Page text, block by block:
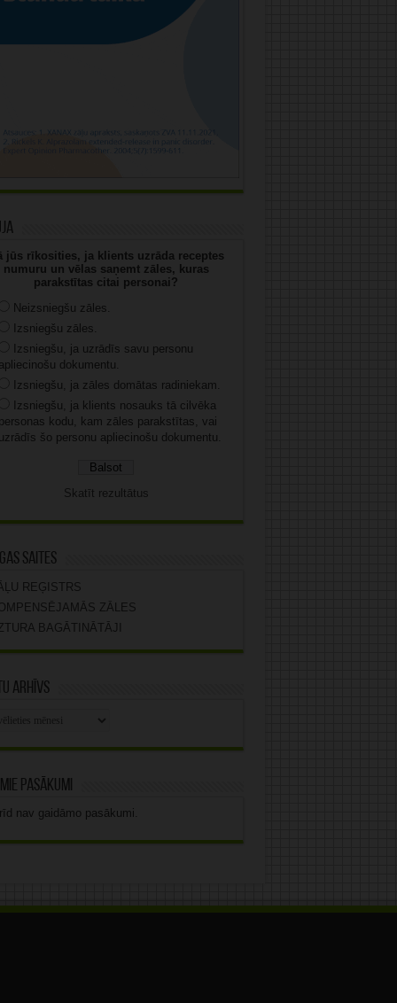
jūs rīkosities, ja klients uzrāda receptes
numuru un vēlas saņemt zāles, kuras
parakstītas citai personai?
Neizsniegšu zāles.
Izsniegšu zāles.
Izsniegšu, ja uzrādīs savu personu
dokumentu.
Izsniegšu, ja zāles domātas radiniekam.
Izsniegšu, ja klients nosauks tā cilvēka
kodu, kam zāles parakstītas, vai
šo personu apliecinošu dokumentu.
Skatīt rezultātus
saites
REĢISTRS
ZĀLES
BAGĀTINĀTĀJI
arhīvs
pasākumi
nav gaidāmo pasākumi.